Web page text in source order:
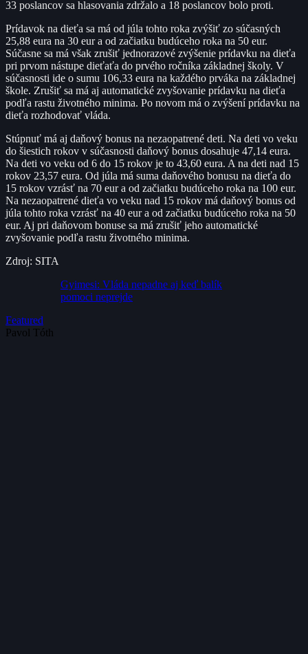
33 poslancov sa hlasovania zdržalo a 18 poslancov bolo proti.
Prídavok na dieťa sa má od júla tohto roka zvýšiť zo súčasných
25,88 eura na 30 eur a od začiatku budúceho roka na 50 eur.
Súčasne sa má však zrušiť jednorazové zvýšenie prídavku na dieťa
pri prvom nástupe dieťaťa do prvého ročníka základnej školy. V
súčasnosti ide o sumu 106,33 eura na každého prváka na základnej
škole. Zrušiť sa má aj automatické zvyšovanie prídavku na dieťa
podľa rastu životného minima. Po novom má o zvýšení prídavku na
dieťa rozhodovať vláda.
Stúpnuť má aj daňový bonus na nezaopatrené deti. Na deti vo veku
do šiestich rokov v súčasnosti daňový bonus dosahuje 47,14 eura.
Na deti vo veku od 6 do 15 rokov je to 43,60 eura. A na deti nad 15
rokov 23,57 eura. Od júla má suma daňového bonusu na dieťa do
15 rokov vzrásť na 70 eur a od začiatku budúceho roka na 100 eur.
Na nezaopatrené dieťa vo veku nad 15 rokov má daňový bonus od
júla tohto roka vzrásť na 40 eur a od začiatku budúceho roka na 50
eur. Aj pri daňovom bonuse sa má zrušiť jeho automatické
zvyšovanie podľa rastu životného minima.
Zdroj: SITA
Gyimesi: Vláda nepadne aj keď balík
pomoci neprejde
Featured
Pavol Tóth